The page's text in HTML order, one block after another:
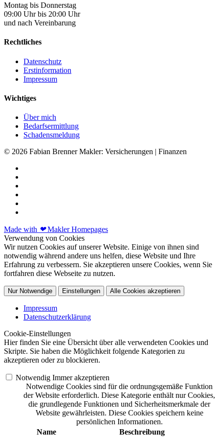
Montag bis Donnerstag
09:00 Uhr bis 20:00 Uhr
und nach Vereinbarung
Rechtliches
Datenschutz
Erstinformation
Impressum
Wichtiges
Über mich
Bedarfsermittlung
Schadensmeldung
© 2026 Fabian Brenner Makler: Versicherungen | Finanzen
Made with ❤Makler Homepages
Verwendung von Cookies
Wir nutzen Cookies auf unserer Website. Einige von ihnen sind
notwendig während andere uns helfen, diese Website und Ihre
Erfahrung zu verbessern. Sie akzeptieren unsere Cookies, wenn Sie
fortfahren diese Webseite zu nutzen.
Nur Notwendige Einstellungen Alle Cookies akzeptieren
Impressum
Datenschutzerklärung
Cookie-Einstellungen
Hier finden Sie eine Übersicht über alle verwendeten Cookies und
Skripte. Sie haben die Möglichkeit folgende Kategorien zu
akzeptieren oder zu blockieren.
Notwendig Immer akzeptieren
Notwendige Cookies sind für die ordnungsgemäße Funktion
der Website erforderlich. Diese Kategorie enthält nur Cookies,
die grundlegende Funktionen und Sicherheitsmerkmale der
Website gewährleisten. Diese Cookies speichern keine
persönlichen Informationen.
Name
Beschreibung